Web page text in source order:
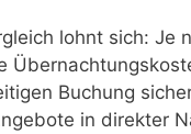
lohnt sich: Je
Buchung
in direkter